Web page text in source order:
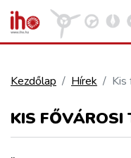
Kezdőlap Hírek Kis
KIS FŐVÁROSI